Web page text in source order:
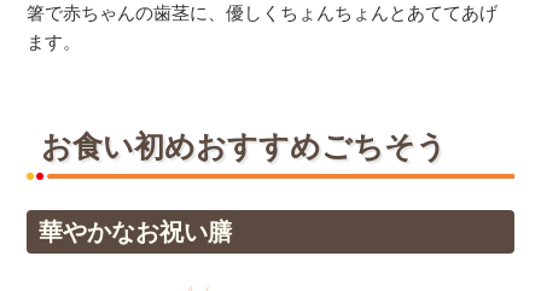
箸で赤ちゃんの歯茎に、優しくちょんちょんとあててあげ
ます。
お食い初めおすすめごちそう
華やかなお祝い膳